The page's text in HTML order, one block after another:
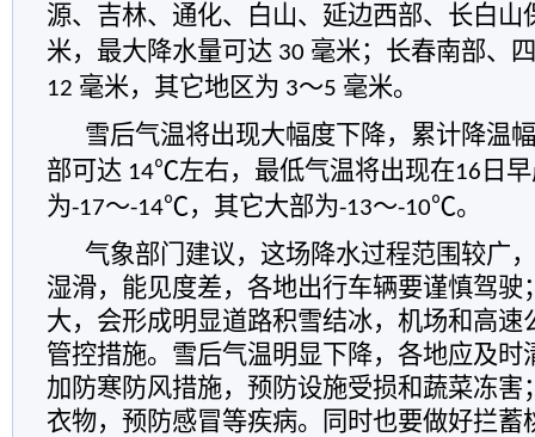
源、吉林、通化、白山、延边西部、长白山
米，最大降水量可达 30 毫米；长春南部、
12 毫米，其它地区为 3～5 毫米。
雪后气温将出现大幅度下降，累计降温
部可达 14℃左右，最低气温将出现在16 日
为-17～-14℃，其它大部为-13～-10℃。
气象部门建议， 这场降水过程范围较广
湿滑，能见度差，各地出行车辆要谨慎驾驶
大，会形成明显道路积雪结冰，机场和高速
管控措施。雪后气温明显下降，各地应及时
加防寒防风措施，预防设施受损和蔬菜冻害
衣物，预防感冒等疾病。
同时也要做好拦蓄